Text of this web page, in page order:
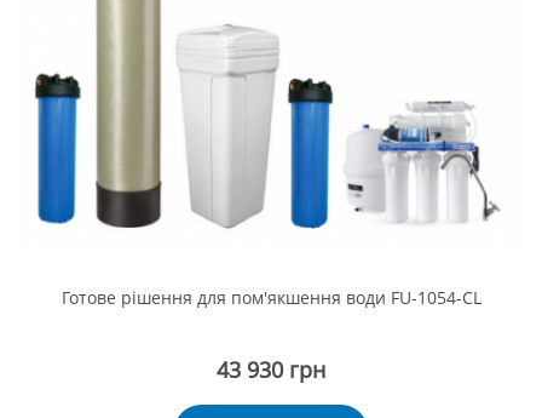
Готове рішення для пом'якшення води FU-1054-CL
43 930 грн